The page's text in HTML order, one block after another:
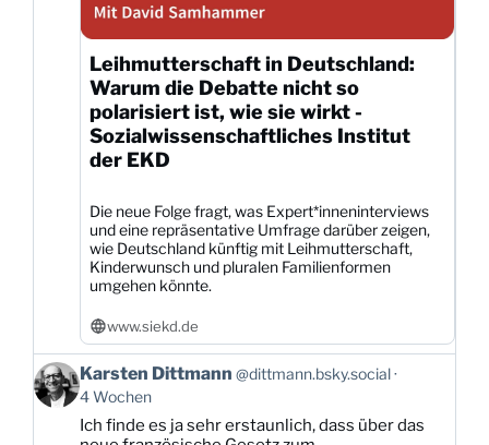
Leihmutterschaft in Deutschland:
Warum die Debatte nicht so
polarisiert ist, wie sie wirkt -
Sozialwissenschaftliches Institut
der EKD
Die neue Folge fragt, was Expert*inneninterviews
und eine repräsentative Umfrage darüber zeigen,
wie Deutschland künftig mit Leihmutterschaft,
Kinderwunsch und pluralen Familienformen
umgehen könnte.
www.siekd.de
Beitrag
von
Karsten
Dittmann
Karsten Dittmann @dittmann.bsky.social
4 Wochen
Ich finde es ja sehr erstaunlich, dass über das